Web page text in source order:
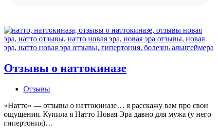
Отзывы о наттокиназе
Отзывы
«Натто» — отзывы о наттокиназе… я расскажу вам про свои
ощущения. Купила я Натто Новая Эра давно для мужа (у него
гипертония)…